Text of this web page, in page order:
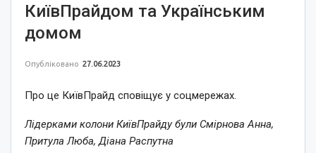
КиївПрайдом та Українським
домом
Опубліковано 27.06.2023
Про це КиївПрайд сповіщує у соцмережах.
Лідерками колони КиївПрайду були Смірнова Анна,
Притула Люба, Діана Распутна